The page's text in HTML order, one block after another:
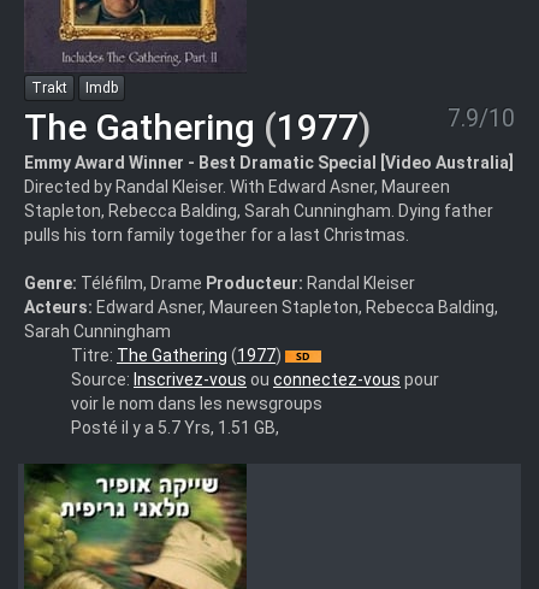
Trakt Imdb
The Gathering (1977) 7.9/10
Emmy Award Winner - Best Dramatic Special [Video Australia]
Directed by Randal Kleiser. With Edward Asner, Maureen
Stapleton, Rebecca Balding, Sarah Cunningham. Dying father
pulls his torn family together for a last Christmas.
Genre: Téléfilm, Drame Producteur: Randal Kleiser
Acteurs: Edward Asner, Maureen Stapleton, Rebecca Balding,
Sarah Cunningham
The.Gathering.1977.DVDRip.Marrvyn.h264.ac3.aac
Titre: The Gathering (1977)
Source: Inscrivez-vous ou connectez-vous pour
voir le nom dans les newsgroups
Posté il y a 5.7 Yrs, 1.51 GB,